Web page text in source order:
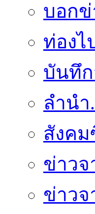
บอก
ท่องไ
บันทึก
ลำนำ
สังคม
ข่าวจ
ข่าวจ